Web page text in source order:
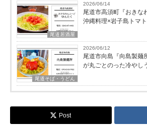
尾道居酒屋
2026/06/14
尾道市高須町『おきな
沖縄料理×岩子島トマ
尾道そば・うどん
2026/06/12
尾道市向島『向島製麺
が丸ごとのった冷やし
Post